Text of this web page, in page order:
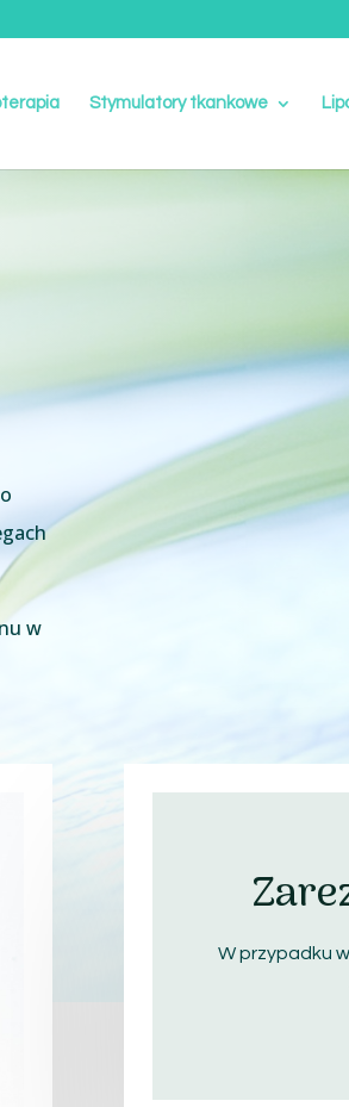
Stymulatory tkankowe
w
W przypadku